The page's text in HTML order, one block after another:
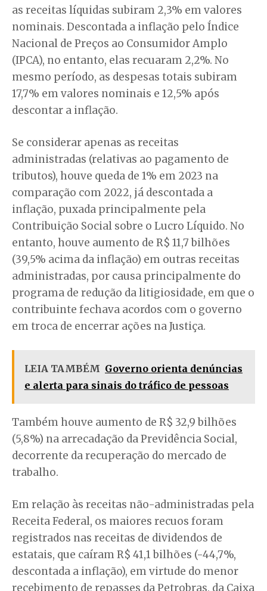
as receitas líquidas subiram 2,3% em valores
nominais. Descontada a inflação pelo Índice
Nacional de Preços ao Consumidor Amplo
(IPCA), no entanto, elas recuaram 2,2%. No
mesmo período, as despesas totais subiram
17,7% em valores nominais e 12,5% após
descontar a inflação.
Se considerar apenas as receitas
administradas (relativas ao pagamento de
tributos), houve queda de 1% em 2023 na
comparação com 2022, já descontada a
inflação, puxada principalmente pela
Contribuição Social sobre o Lucro Líquido. No
entanto, houve aumento de R$ 11,7 bilhões
(39,5% acima da inflação) em outras receitas
administradas, por causa principalmente do
programa de redução da litigiosidade, em que o
contribuinte fechava acordos com o governo
em troca de encerrar ações na Justiça.
LEIA TAMBÉM Governo orienta denúncias
e alerta para sinais do tráfico de pessoas
Também houve aumento de R$ 32,9 bilhões
(5,8%) na arrecadação da Previdência Social,
decorrente da recuperação do mercado de
trabalho.
Em relação às receitas não-administradas pela
Receita Federal, os maiores recuos foram
registrados nas receitas de dividendos de
estatais, que caíram R$ 41,1 bilhões (-44,7%,
descontada a inflação), em virtude do menor
recebimento de repasses da Petrobras, da Caixa